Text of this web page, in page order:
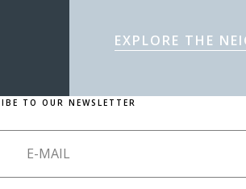
EXPLORE THE
TO OUR NEWSLETTER